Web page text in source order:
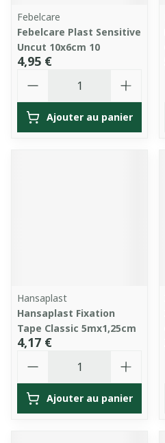
Febelcare
Febelcare Plast Sensitive
Uncut 10x6cm 10
4,95 €
Ajouter au panier
Hansaplast
Hansaplast Fixation
Tape Classic 5mx1,25cm
4,17 €
Ajouter au panier